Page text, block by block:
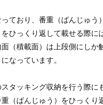
ており、番重（ばんじゅう
ひっくり返して載せる際
面（積載面）は上段側にし
なっています。
タッキング収納を行う際
（ばんじゅう）をひっくり